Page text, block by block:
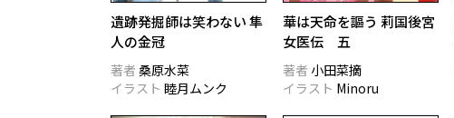
遺跡発掘師は笑わない 隼
人の金冠
著者 桑原水菜
イラスト 睦月ムンク
華は天命を謳う 莉国後宮
女医伝 五
著者 小田菜摘
イラスト Minoru